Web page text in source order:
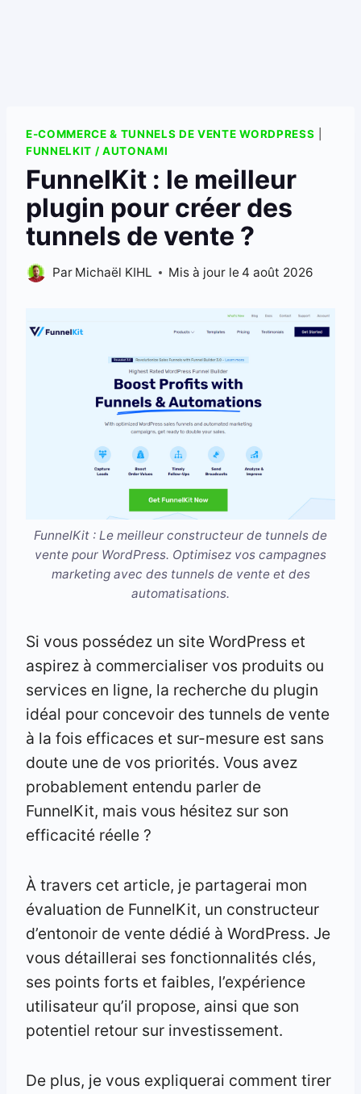
E-COMMERCE & TUNNELS DE VENTE WORDPRESS
FUNNELKIT / AUTONAMI
FunnelKit : le meilleur
plugin pour créer des
tunnels de vente ?
Par Michaël KIHL Mis à jour le 4 août 2026
FunnelKit : Le meilleur constructeur de tunnels de
vente pour WordPress. Optimisez vos campagnes
marketing avec des tunnels de vente et des
automatisations.
Si vous possédez un site WordPress et
aspirez à commercialiser vos produits ou
services en ligne, la recherche du plugin
idéal pour concevoir des tunnels de vente
à la fois efficaces et sur-mesure est sans
doute une de vos priorités. Vous avez
probablement entendu parler de
FunnelKit, mais vous hésitez sur son
efficacité réelle ?
À travers cet article, je partagerai mon
évaluation de FunnelKit, un constructeur
d’entonoir de vente dédié à WordPress. Je
vous détaillerai ses fonctionnalités clés,
ses points forts et faibles, l’expérience
utilisateur qu’il propose, ainsi que son
potentiel retour sur investissement.
De plus, je vous expliquerai comment tirer